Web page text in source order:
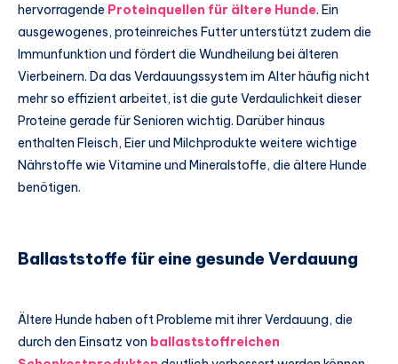
hervorragende Proteinquellen für ältere Hunde. Ein
ausgewogenes, proteinreiches Futter unterstützt zudem die
Immunfunktion und fördert die Wundheilung bei älteren
Vierbeinern. Da das Verdauungssystem im Alter häufig nicht
mehr so effizient arbeitet, ist die gute Verdaulichkeit dieser
Proteine gerade für Senioren wichtig. Darüber hinaus
enthalten Fleisch, Eier und Milchprodukte weitere wichtige
Nährstoffe wie Vitamine und Mineralstoffe, die ältere Hunde
benötigen.
Ballaststoffe für eine gesunde Verdauung
Ältere Hunde haben oft Probleme mit ihrer Verdauung, die
durch den Einsatz von ballaststoffreichen